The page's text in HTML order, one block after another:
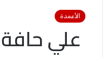
الأعمدة
علي